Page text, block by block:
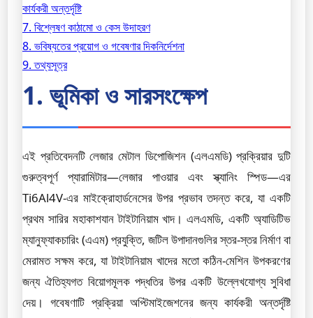
কার্যকরী অন্তর্দৃষ্টি
7. বিশ্লেষণ কাঠামো ও কেস উদাহরণ
8. ভবিষ্যতের প্রয়োগ ও গবেষণার দিকনির্দেশনা
9. তথ্যসূত্র
1. ভূমিকা ও সারসংক্ষেপ
এই প্রতিবেদনটি লেজার মেটাল ডিপোজিশন (এলএমডি) প্রক্রিয়ার দুটি
গুরুত্বপূর্ণ প্যারামিটার—লেজার পাওয়ার এবং স্ক্যানিং স্পিড—এর
Ti6Al4V-এর মাইক্রোহার্ডনেসের উপর প্রভাব তদন্ত করে, যা একটি
প্রথম সারির মহাকাশযান টাইটানিয়াম খাদ। এলএমডি, একটি অ্যাডিটিভ
ম্যানুফ্যাকচারিং (এএম) প্রযুক্তি, জটিল উপাদানগুলির স্তর-স্তর নির্মাণ বা
মেরামত সক্ষম করে, যা টাইটানিয়াম খাদের মতো কঠিন-মেশিন উপকরণের
জন্য ঐতিহ্যগত বিয়োগমূলক পদ্ধতির উপর একটি উল্লেখযোগ্য সুবিধা
দেয়। গবেষণাটি প্রক্রিয়া অপ্টিমাইজেশনের জন্য কার্যকরী অন্তর্দৃষ্টি